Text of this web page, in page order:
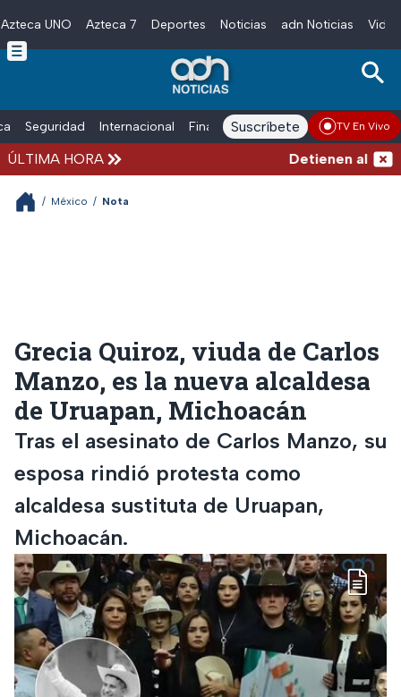
Skip to main content
Azteca UNO Azteca 7 Deportes Noticias adn Noticias
Seguridad Internacional Finanzas adn Noticias Radio
Suscríbete TV En Vivo
ÚLTIMA HORA Detienen al
/ México / Nota
Grecia Quiroz, viuda de Carlos
Manzo, es la nueva alcaldesa
de Uruapan, Michoacán
Tras el asesinato de Carlos Manzo, su
esposa rindió protesta como
alcaldesa sustituta de Uruapan,
Michoacán.